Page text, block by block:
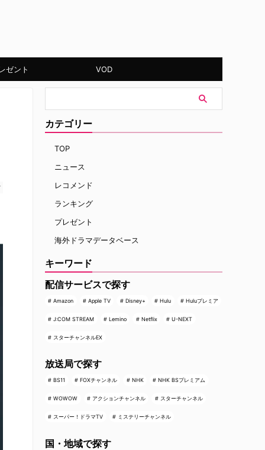
ゼント VOD
カテゴリー
TOP
ニュース
レコメンド
ランキング
プレゼント
海外ドラマデータベース
キーワード
配信サービスで探す
Amazon Apple TV Disney+ Hulu Huluプレミア
J:COM STREAM Lemino Netflix U-NEXT
スターチャンネルEX
放送局で探す
BS11 FOXチャンネル NHK NHK BSプレミアム
WOWOW アクションチャンネル スターチャンネル
スーパー！ドラマTV ミステリーチャンネル
国・地域で探す